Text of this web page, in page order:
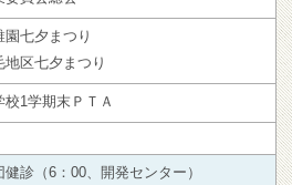
園七夕まつり
地区七夕まつり
校1学期末ＰＴＡ
健診（6：00、開発センター）